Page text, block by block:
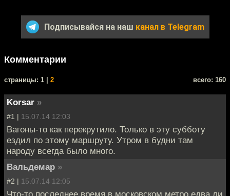
Подписывайся на наш канал в Telegram
Комментарии
cтраницы: 1 | 2 всего: 160
Korsar »
#1 | 15.07.14 12:03
Вагоны-то как перекрутило. Только в эту субботу
ездил по этому маршруту. Утром в будни там
народу всегда было много.
Вальдемар »
#2 | 15.07.14 12:05